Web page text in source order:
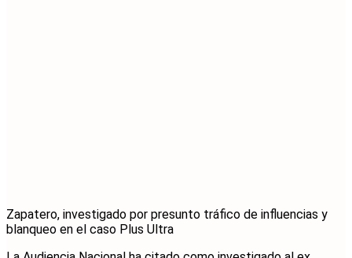
Zapatero, investigado por presunto tráfico de influencias y
blanqueo en el caso Plus Ultra